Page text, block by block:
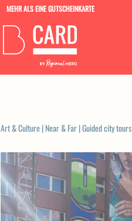
MEHR ALS EINE GUTSCHEINKARTE
Art & Culture|Near & Far|Guided city tours